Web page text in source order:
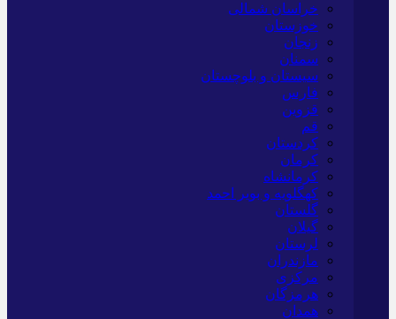
خراسان شمالی
خوزستان
زنجان
سمنان
سیستان و بلوچستان
فارس
قزوین
قم
کردستان
کرمان
کرمانشاه
کهگلویه و بویر احمد
گلستان
گیلان
لرستان
مازندران
مرکزی
هرمزگان
همدان